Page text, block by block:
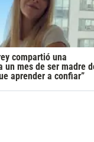
compartió una
un mes de ser madre
aprender a confiar”